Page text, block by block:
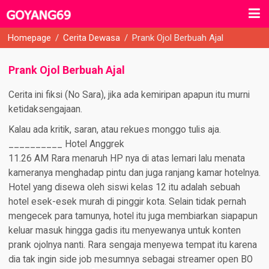
Homepage / Cerita Dewasa / Prank Ojol Berbuah Ajal
Prank Ojol Berbuah Ajal
Cerita ini fiksi (No Sara), jika ada kemiripan apapun itu murni
ketidaksengajaan.
Kalau ada kritik, saran, atau rekues monggo tulis aja.
__________ Hotel Anggrek
11.26 AM Rara menaruh HP nya di atas lemari lalu menata
kameranya menghadap pintu dan juga ranjang kamar hotelnya.
Hotel yang disewa oleh siswi kelas 12 itu adalah sebuah
hotel esek-esek murah di pinggir kota. Selain tidak pernah
mengecek para tamunya, hotel itu juga membiarkan siapapun
keluar masuk hingga gadis itu menyewanya untuk konten
prank ojolnya nanti. Rara sengaja menyewa tempat itu karena
dia tak ingin side job mesumnya sebagai streamer open BO